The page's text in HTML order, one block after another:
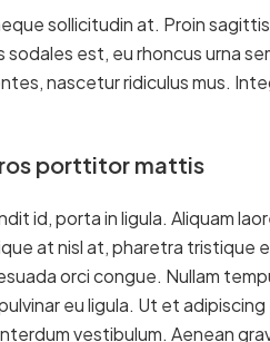
sollicitudin at. Proin
est, eu rhoncus urna
nascetur ridiculus mus.
porttitor mattis
id, porta in ligula. Aliquam
at nisl at, pharetra tristique
orci congue. Nullam
eu ligula. Ut et
vestibulum. Aenean